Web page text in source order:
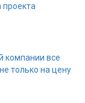
проекта
компании все
только на цену